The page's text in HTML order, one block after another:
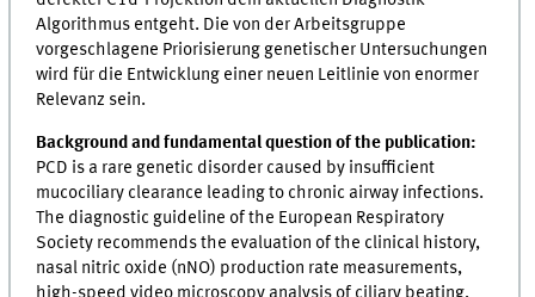
Algorithmus entgeht. Die von der Arbeitsgruppe
vorgeschlagene Priorisierung genetischer Untersuchungen
wird für die Entwicklung einer neuen Leitlinie von enormer
Relevanz sein.
Background and fundamental question of the publication:
PCD is a rare genetic disorder caused by insufficient
mucociliary clearance leading to chronic airway infections.
The diagnostic guideline of the European Respiratory
Society recommends the evaluation of the clinical history,
nasal nitric oxide (nNO) production rate measurements,